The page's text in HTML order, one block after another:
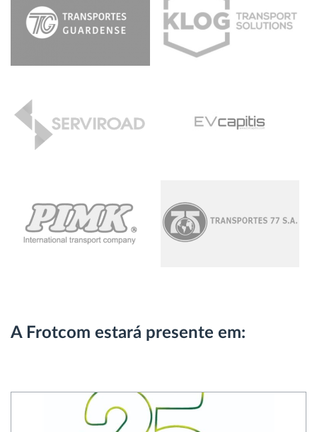
A Frotcom estará presente em: